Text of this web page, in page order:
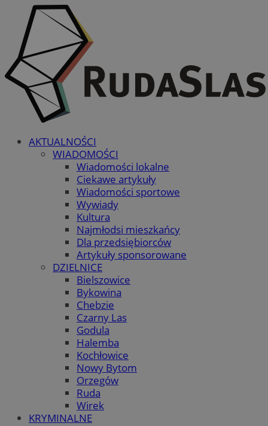
AKTUALNOŚCI
WIADOMOŚCI
Wiadomości lokalne
Ciekawe artykuły
Wiadomości sportowe
Wywiady
Kultura
Najmłodsi mieszkańcy
Dla przedsiębiorców
Artykuły sponsorowane
DZIELNICE
Bielszowice
Bykowina
Chebzie
Czarny Las
Godula
Halemba
Kochłowice
Nowy Bytom
Orzegów
Ruda
Wirek
KRYMINALNE